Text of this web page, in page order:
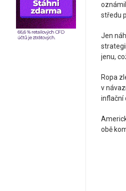
středu
Jen
jenu,
Ropa
v
inflační
obě